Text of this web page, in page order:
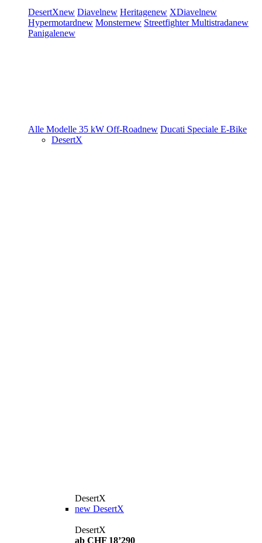
DesertXnew Diavelnew Heritagenew XDiavelnew
Hypermotardnew Monsternew StreetfighterMultistradanew
Panigalenew
Alle Modelle 35 kW Off-Roadnew Ducati Speciale E-Bike
DesertX
DesertX
new DesertX
DesertX
ab CHF 18’290